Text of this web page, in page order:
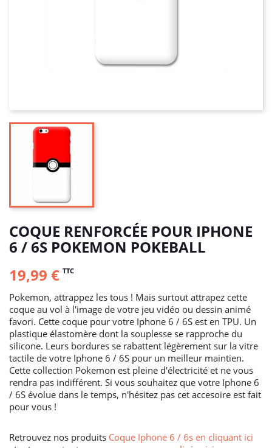
COQUE RENFORCÉE POUR IPHONE
6 / 6S POKEMON POKEBALL
19,99 € TTC
Pokemon, attrappez les tous ! Mais surtout attrapez cette
coque au vol à l'image de votre jeu vidéo ou dessin animé
favori. Cette coque pour votre Iphone 6 / 6S est en TPU. Un
plastique élastomère dont la souplesse se rapproche du
silicone. Leurs bordures se rabattent légèrement sur la vitre
tactile de votre Iphone 6 / 6S pour un meilleur maintien.
Cette collection Pokemon est pleine d'électricité et ne vous
rendra pas indifférent. Si vous souhaitez que votre Iphone 6
/ 6S évolue dans le temps, n'hésitez pas cet accesoire est fait
pour vous !
Retrouvez nos produits Coque Iphone 6 / 6s en cliquant ici